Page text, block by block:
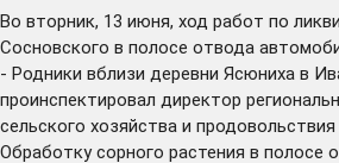
Во вторник, 13 июня, ход работ по
Сосновского в полосе отвода
- Родники вблизи деревни Ясюниха в
проинспектировал директор
сельского хозяйства и
Обработку сорного растения в полосе